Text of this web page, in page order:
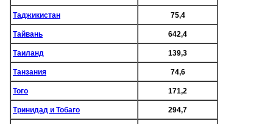
Таджикистан 75,4
Тайвань 642,4
Таиланд 139,3
Танзания 74,6
Того 171,2
Тринидад и Тобаго 294,7